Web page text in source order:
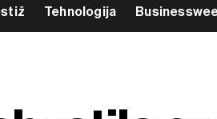
Tehnologija